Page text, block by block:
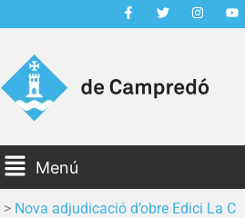
Menú
> Nova adjudicació d’obre Edici La C